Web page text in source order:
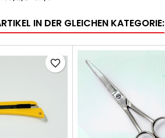
IN DER GLEICHEN KATEGORIE:
favorite_border